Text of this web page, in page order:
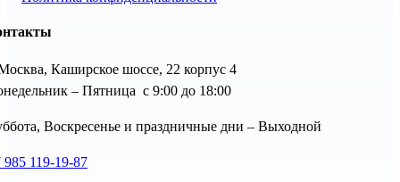
Каширское шоссе, 22 корпус 4
– Пятница с 9:00 до 18:00
Воскресенье и праздничные дни – Выходной
985 119-19-87